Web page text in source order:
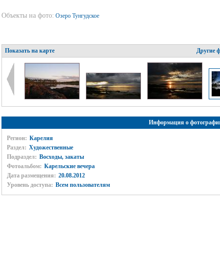
Объекты на фото: Озеро Тунгудское
Показать на карте Другие
Информация о
Регион: Карелия
Раздел: Художественные
Подраздел: Восходы, закаты
Фотоальбом: Карельские вечера
Дата размещения: 20.08.2012
Уровень доступа: Всем пользователям